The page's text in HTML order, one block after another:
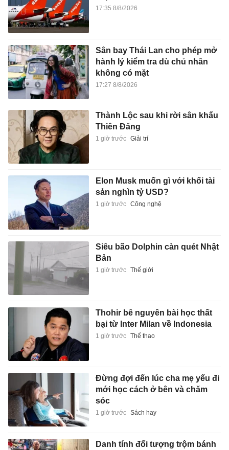
17:35 8/8/2026
Sân bay Thái Lan cho phép mở
hành lý kiểm tra dù chủ nhân
không có mặt
17:27 8/8/2026
Thành Lộc sau khi rời sân khấu
Thiên Đăng
1 giờ trước Giải trí
Elon Musk muốn gì với khối tài
sản nghìn tỷ USD?
1 giờ trước Công nghệ
Siêu bão Dolphin càn quét Nhật
Bản
1 giờ trước Thế giới
Thohir bê nguyên bài học thất
bại từ Inter Milan về Indonesia
1 giờ trước Thể thao
Đừng đợi đến lúc cha mẹ yếu đi
mới học cách ở bên và chăm
sóc
1 giờ trước Sách hay
Danh tính đối tượng trộm bánh